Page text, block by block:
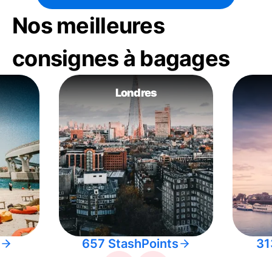
Nos meilleures
consignes à bagages
Londres
657 StashPoints